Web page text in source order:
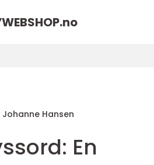
no
Johanne Hansen
En